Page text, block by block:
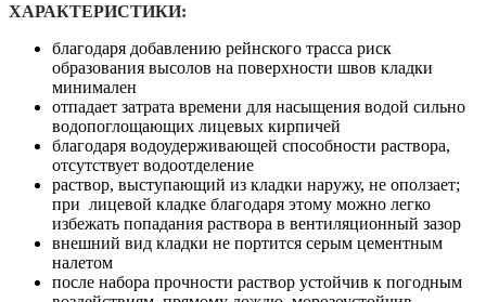
Mix
Plus,
Антрацитово-
серый,
30кг
ХАРАКТЕРИСТИКИ:
благодаря добавлению рейнского трасса риск
образования высолов на поверхности швов кладки
минимален
отпадает затрата времени для насыщения водой сильно
водопоглощающих лицевых кирпичей
благодаря водоудерживающей способности раствора,
отсутствует водоотделение
раствор, выступающий из кладки наружу, не оползает;
при лицевой кладке благодаря этому можно легко
избежать попадания раствора в вентиляционный зазор
внешний вид кладки не портится серым цементным
налетом
после набора прочности раствор устойчив к погодным